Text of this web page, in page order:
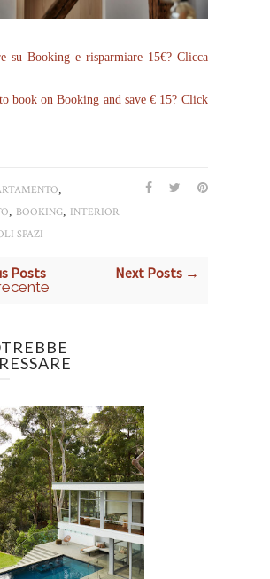
su Booking e risparmiare 15€? Clicca
book on Booking and save € 15? Click
,
, BOOKING, INTERIOR
SPAZI
Posts
Next Posts →